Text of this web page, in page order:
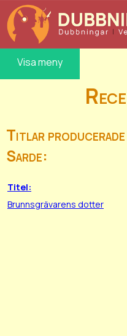
Visa meny
Titlar producerade
Sarde:
Titel:
Brunnsgrävarens dotter